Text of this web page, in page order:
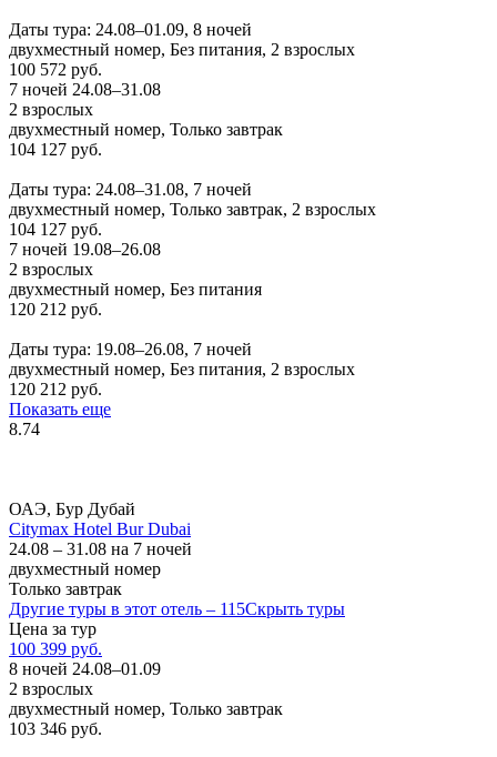
Даты тура: 24.08–01.09, 8 ночей
двухместный номер, Без питания, 2 взрослых
100 572 руб.
7 ночей 24.08–31.08
2 взрослых
двухместный номер, Только завтрак
104 127 руб.
Даты тура: 24.08–31.08, 7 ночей
двухместный номер, Только завтрак, 2 взрослых
104 127 руб.
7 ночей 19.08–26.08
2 взрослых
двухместный номер, Без питания
120 212 руб.
Даты тура: 19.08–26.08, 7 ночей
двухместный номер, Без питания, 2 взрослых
120 212 руб.
Показать еще
8.74
ОАЭ, Бур Дубай
Citymax Hotel Bur Dubai
24.08 – 31.08 на 7 ночей
двухместный номер
Только завтрак
Другие туры в этот отель – 115Скрыть туры
Цена за тур
100 399 руб.
8 ночей 24.08–01.09
2 взрослых
двухместный номер, Только завтрак
103 346 руб.